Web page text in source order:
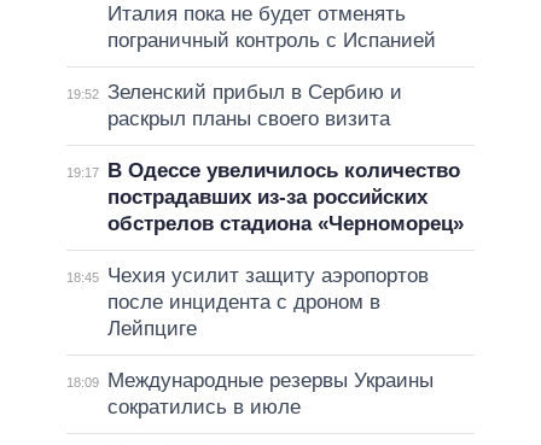
Италия пока не будет отменять
пограничный контроль с Испанией
19:52 Зеленский прибыл в Сербию и
раскрыл планы своего визита
19:17
В Одессе увеличилось количество
пострадавших из-за российских
обстрелов стадиона «Черноморец»
18:45
Чехия усилит защиту аэропортов
после инцидента с дроном в
Лейпциге
18:09
Международные резервы Украины
сократились в июле